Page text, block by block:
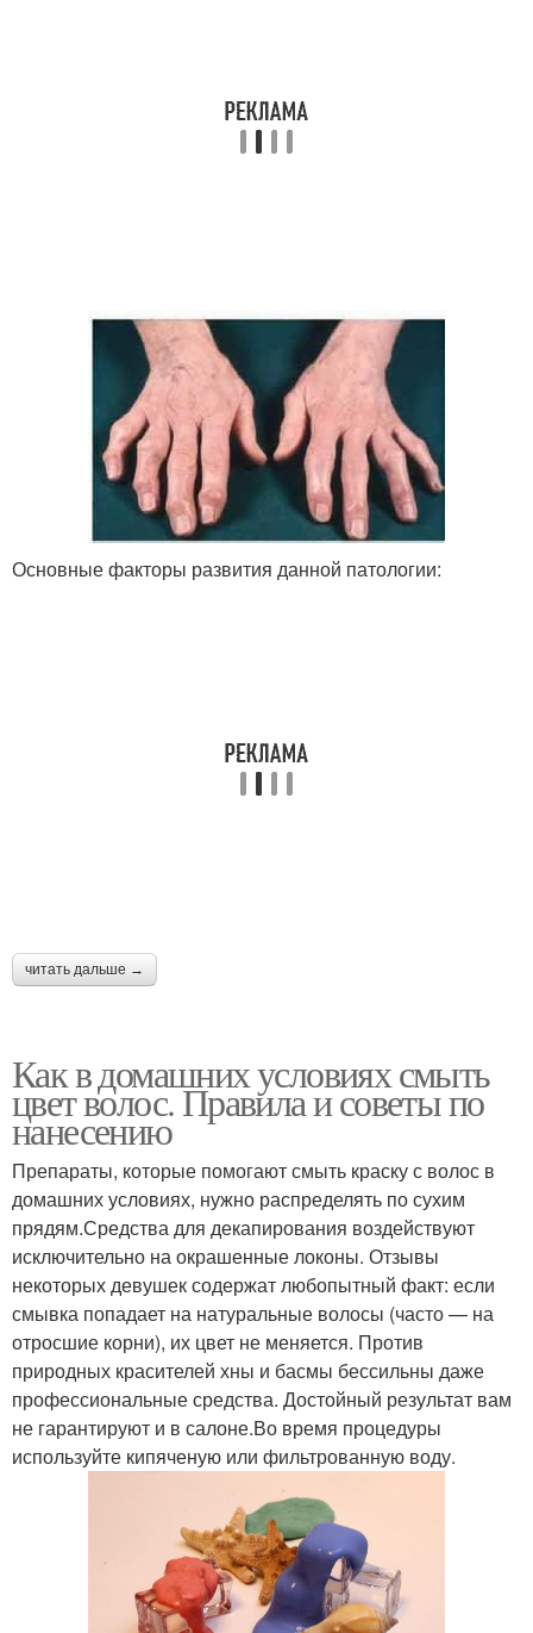
Основные факторы развития данной патологии:
читать дальше →
Как в домашних условиях смыть
цвет волос. Правила и советы по
нанесению
Препараты, которые помогают смыть краску с волос в
домашних условиях, нужно распределять по сухим
прядям.Средства для декапирования воздействуют
исключительно на окрашенные локоны. Отзывы
некоторых девушек содержат любопытный факт: если
смывка попадает на натуральные волосы (часто — на
отросшие корни), их цвет не меняется. Против
природных красителей хны и басмы бессильны даже
профессиональные средства. Достойный результат вам
не гарантируют и в салоне.Во время процедуры
используйте кипяченую или фильтрованную воду.